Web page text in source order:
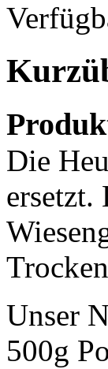
Die
ersetzt.
Unser
500g